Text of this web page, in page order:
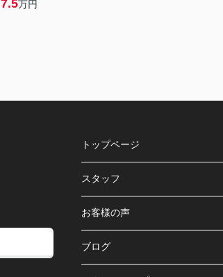
7.5万円
トップページ
スタッフ
お客様の声
ブログ